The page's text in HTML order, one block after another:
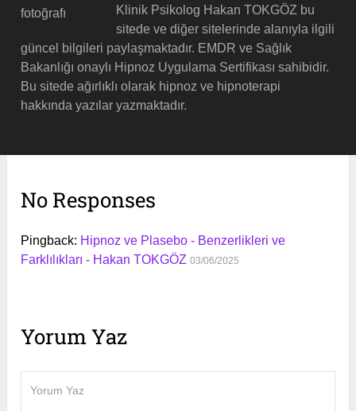
Klinik Psikolog Hakan TOKGÖZ bu
sitede ve diğer sitelerinde alanıyla ilgili
güncel bilgileri paylaşmaktadır. EMDR ve Sağlık
Bakanlığı onaylı Hipnoz Uygulama Sertifikası sahibidir.
Bu sitede ağırlıklı olarak hipnoz ve hipnoterapi
hakkında yazılar yazmaktadır.
No Responses
Pingback: Hipnoz ve Plasebo - Benzerlikleri ve
Farklılıkları - Hakan TOKGÖZ 03/06/2025
Yorum Yaz